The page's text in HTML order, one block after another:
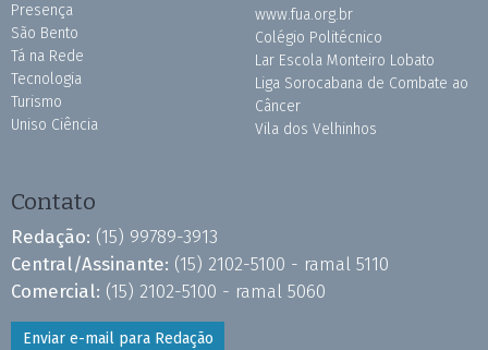
Presença
São Bento
Tá na Rede
Tecnologia
Turismo
Uniso Ciência
www.fua.org.br
Colégio Politécnico
Lar Escola Monteiro Lobato
Liga Sorocabana de Combate ao
Câncer
Vila dos Velhinhos
Contato
Redação: (15) 99789-3913
Central/Assinante: (15) 2102-5100 - ramal 5110
Comercial: (15) 2102-5100 - ramal 5060
Enviar e-mail para Redação